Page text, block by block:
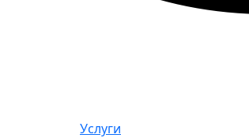
Услуги